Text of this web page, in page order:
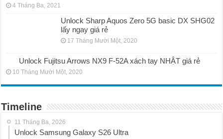
4 Tháng Ba, 2021
Unlock Sharp Aquos Zero 5G basic DX SHG02
lấy ngay giá rẻ
17 Tháng Mười Một, 2020
Unlock Fujitsu Arrows NX9 F-52A xách tay NHẬT giá rẻ
10 Tháng Mười Một, 2020
Timeline
11 Tháng Ba, 2026
Unlock Samsung Galaxy S26 Ultra